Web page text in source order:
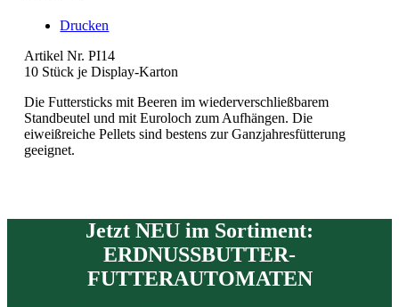
Drucken
Artikel Nr. PI14
10 Stück je Display-Karton
Die Futtersticks mit Beeren im wiederverschließbarem
Standbeutel und mit Euroloch zum Aufhängen. Die
eiweißreiche Pellets sind bestens zur Ganzjahresfütterung
geeignet.
Jetzt NEU im Sortiment:
ERDNUSSBUTTER-
FUTTERAUTOMATEN